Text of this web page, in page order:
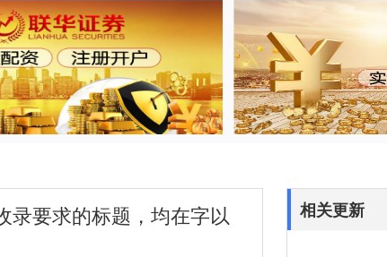
录要求的标题，均在字以
相关更新